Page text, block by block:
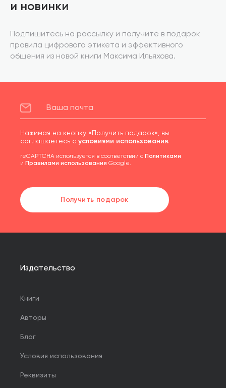
и новинки
Подпишитесь на рассылку и получите в подарок
правила цифрового этикета и эффективного
общения из новой книги Максима Ильяхова.
Нажимая на кнопку «Получить подарок», вы
соглашаетесь с условиями использования.
reCAPTCHA используется в соответствии с Политиками
и Правилами использования Google.
Получить подарок
Издательство
Книги
Авторы
Блог
Условия использования
Реквизиты